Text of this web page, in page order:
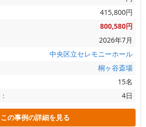
415,800円
800,580円
2026年7月
中央区立セレモニーホール
桐ヶ谷斎場
15名
4日
この事例の詳細を見る